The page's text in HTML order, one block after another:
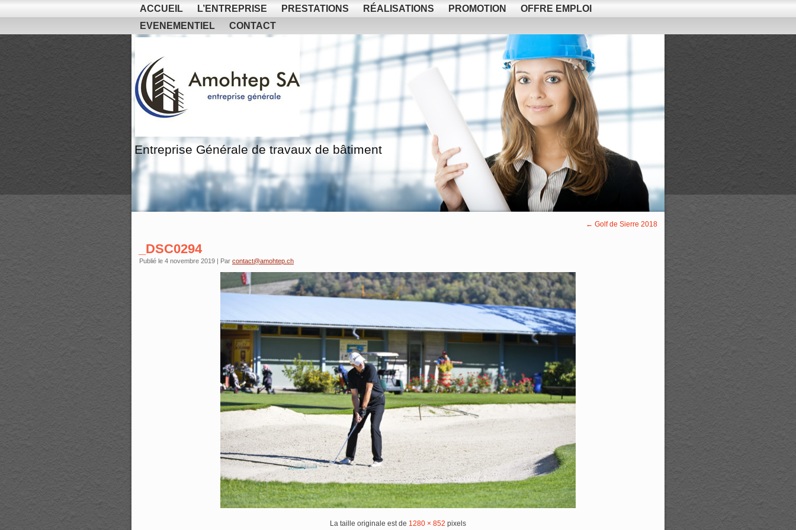
ACCUEIL L’ENTREPRISE PRESTATIONS RÉALISATIONS PROMOTION
OFFRE EMPLOI
EVENEMENTIEL
CONTACT
Entreprise Générale de travaux de bâtiment
← Golf de Sierre 2018
_DSC0294
Publié le 4 novembre 2019 | Par contact@amohtep.ch
La taille originale est de 1280 × 852 pixels